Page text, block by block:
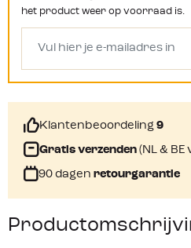
het product weer op voorraad is.
Klantenbeoordeling 9
Gratis verzenden (NL &
90 dagen retourgarantie